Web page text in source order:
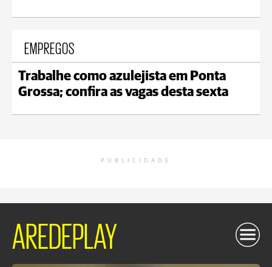
EMPREGOS
Trabalhe como azulejista em Ponta
Grossa; confira as vagas desta sexta
PUBLICIDADE
AREDEPLAY